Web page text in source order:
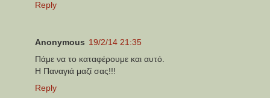
Reply
Anonymous 19/2/14 21:35
Πάμε να το καταφέρουμε και αυτό.
Η Παναγιά μαζί σας!!!
Reply